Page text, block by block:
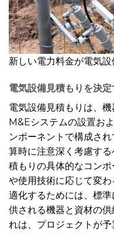
新しい電力料金が電気
電気設備見積もりを決
電気設備見積もりは、機
M&Eシステムの設置お
ンポーネントで構成さ
算時に注意深く考慮す
積もりの具体的なコン
や使用技術に応じて変
適化するためには、標
供される機器と資材の
れは、プロジェクトが